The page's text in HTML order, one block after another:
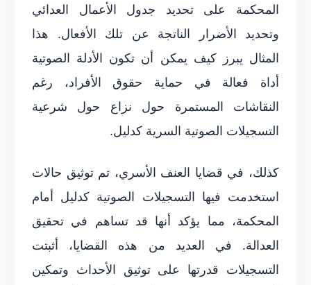
المحكمة على تحديد جدول الأعمال العدائي
وتحديد الأضرار الناتجة عن تلك الأفعال. هذا
المثال يبرز كيف يمكن أن تكون الأدلة الصوتية
أداة فعالة في حماية حقوق الأفراد، رغم
النقاشات المستمرة حول نزاع حول شرعية
التسجيلات الصوتية السرية كدليل.
كذلك، في قضايا العنف الأسري، تم توثيق حالات
استخدمت فيها التسجيلات الصوتية كدليل أمام
المحكمة، مما يؤكد أنها قد تساهم في تحقيق
العدالة. في العديد من هذه القضايا، أثبتت
التسجيلات قدرتها على توثيق الأحداث وتمكين